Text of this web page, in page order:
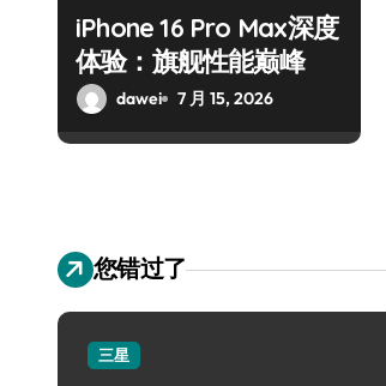
iPhone 16 Pro Max深度
体验：旗舰性能巅峰
dawei 7 月 15, 2026
您错过了
三星